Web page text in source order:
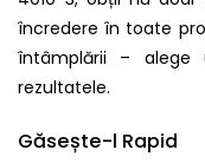
încredere în toate
întâmplării –
rezultatele.
Găsește-l Rapid